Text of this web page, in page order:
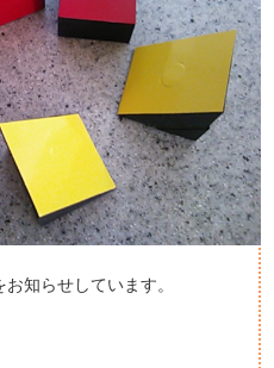
知らせしています。